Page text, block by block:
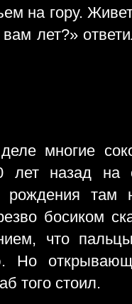
на гору.
вам лет?»
многие
лет назад на
рождения
босиком
что пальцы
Но
того стоил.